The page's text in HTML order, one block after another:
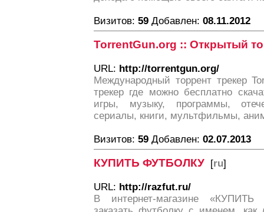
Визитов: 59 Добавлен: 08.11.2012
TorrentGun.org :: Открытый
URL: http://torrentgun.org/
Международный торрент трекер
трекер где можно бесплатно
игры, музыку, программы,
сериалы, книги, мультфильмы,
Визитов: 59 Добавлен: 02.07.2013
КУПИТЬ ФУТБОЛКУ [ru]
URL: http://razfut.ru/
В интернет-магазине